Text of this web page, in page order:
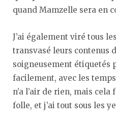
quand Mamzelle sera en
J’ai également viré tous
transvasé leurs contenus
soigneusement étiquetés
facilement, avec les
n’a l’air de rien, mais
folle, et j’ai tout sous les